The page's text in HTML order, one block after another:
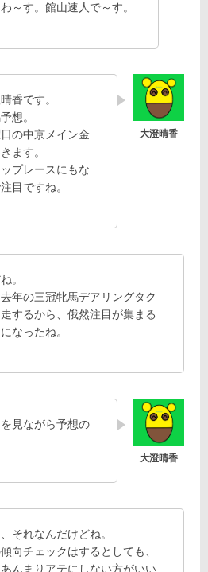
～す。館山速人で～す。
香です。
想。
の中京メイン金
ます。
プレースにもな
目ですね。
。
年の三冠牝馬デアリングタク
走するから、俄然注目が集まる
なったね。
見ながら予想の
それなんだけどね。
向チェックはするとしても、
んまりアテにしない方がいい